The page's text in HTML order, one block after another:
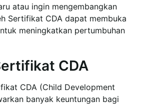
atau ingin mengembangkan
Sertifikat CDA dapat membuka
meningkatkan pertumbuhan
CDA
CDA (Child Development
banyak keuntungan bagi